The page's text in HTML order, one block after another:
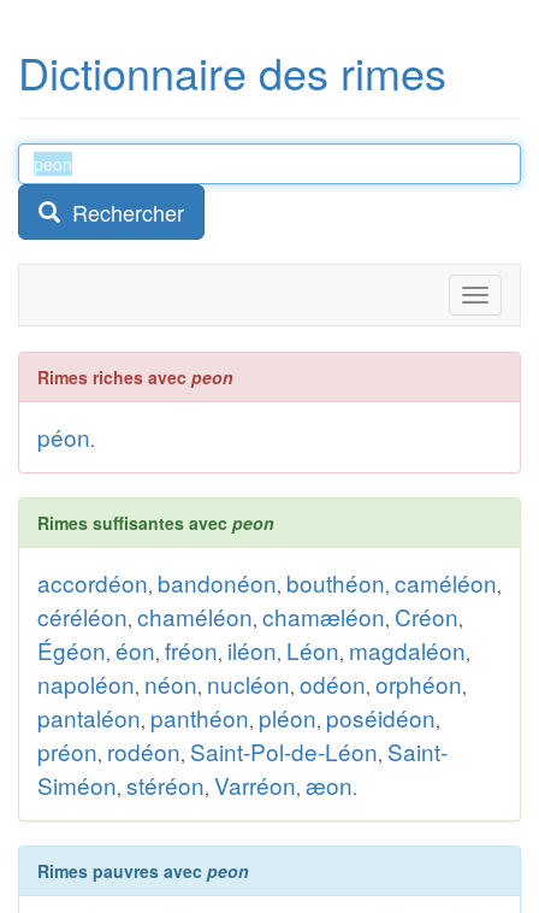
Dictionnaire des rimes
Rechercher
Toggle
Rimes riches avec peon
péon.
Rimes suffisantes avec peon
accordéon, bandonéon, bouthéon, caméléon,
céréléon, chaméléon, chamæléon, Créon,
Égéon, éon, fréon, iléon, Léon, magdaléon,
napoléon, néon, nucléon, odéon, orphéon,
pantaléon, panthéon, pléon, poséidéon,
préon, rodéon, Saint-Pol-de-Léon, Saint-
Siméon, stéréon, Varréon, æon.
Rimes pauvres avec peon